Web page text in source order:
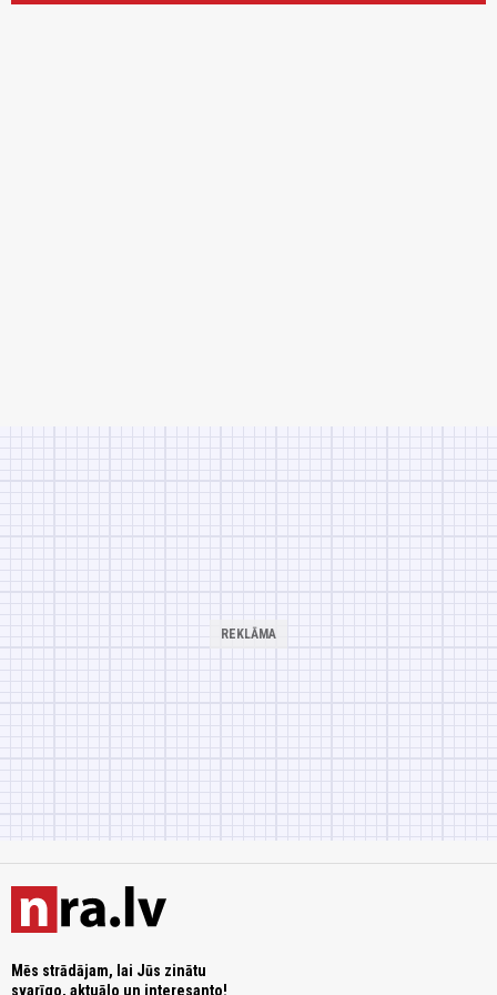
Mēs strādājam, lai Jūs zinātu
svarīgo, aktuālo un interesanto!